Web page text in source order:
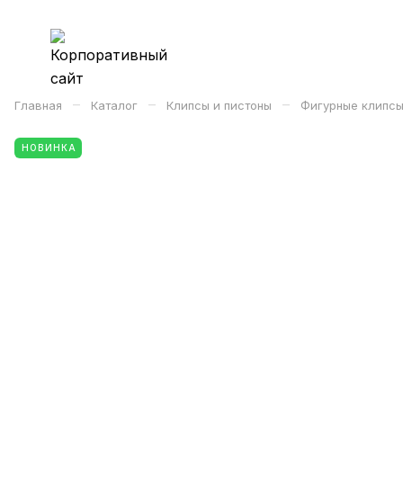
Главная – Каталог – Клипсы и пистоны – Фигурные
НОВИНКА